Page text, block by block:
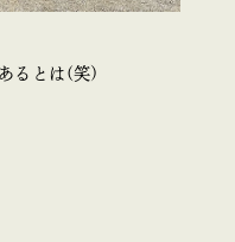
るとは(笑)